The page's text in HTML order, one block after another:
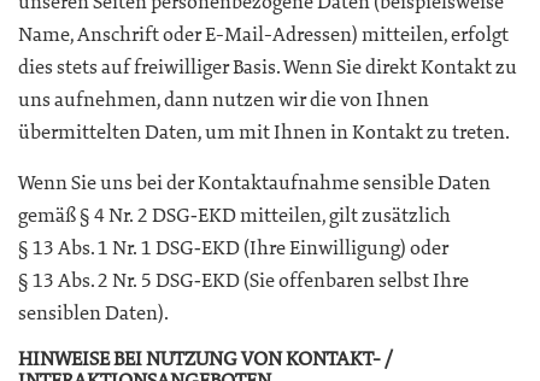
Name, Anschrift oder E-Mail-Adressen) mitteilen, erfolgt
dies stets auf freiwilliger Basis. Wenn Sie direkt Kontakt zu
uns aufnehmen, dann nutzen wir die von Ihnen
übermittelten Daten, um mit Ihnen in Kontakt zu treten.
Wenn Sie uns bei der Kontaktaufnahme sensible Daten
gemäß § 4 Nr. 2 DSG‑EKD mitteilen, gilt zusätzlich
§ 13 Abs. 1 Nr. 1 DSG‑EKD (Ihre Einwilligung) oder
§ 13 Abs. 2 Nr. 5 DSG‑EKD (Sie offenbaren selbst Ihre
sensiblen Daten).
HINWEISE BEI NUTZUNG VON KONTAKT- /